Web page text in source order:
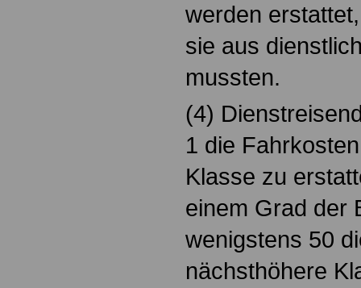
werden
sie aus
mussten.
(4)
1 die
Klasse zu
einem Grad der
wenigstens 50
nächsthöhere